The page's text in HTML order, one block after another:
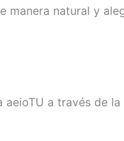
manera natural y
aeioTU a través de